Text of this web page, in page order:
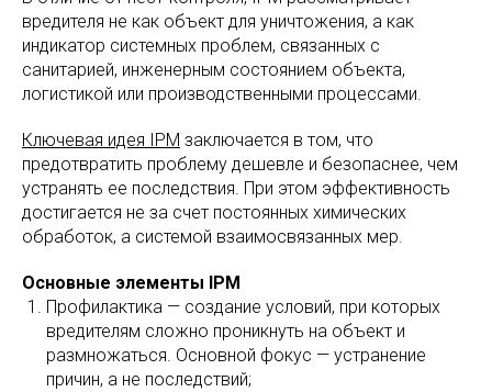
вредителя не как объект для уничтожения, а как
индикатор системных проблем, связанных с
санитарией, инженерным состоянием объекта,
логистикой или производственными процессами.
Ключевая идея IPM заключается в том, что
предотвратить проблему дешевле и безопаснее, чем
устранять ее последствия. При этом эффективность
достигается не за счет постоянных химических
обработок, а системой взаимосвязанных мер.
Основные элементы IPM
Профилактика — создание условий, при которых
вредителям сложно проникнуть на объект и
размножаться. Основной фокус — устранение
причин, а не последствий;